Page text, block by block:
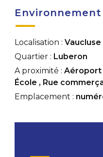
Environnement
Localisation : Vaucluse
Quartier : Luberon
A proximité : Aéroport
École , Rue
Emplacement :